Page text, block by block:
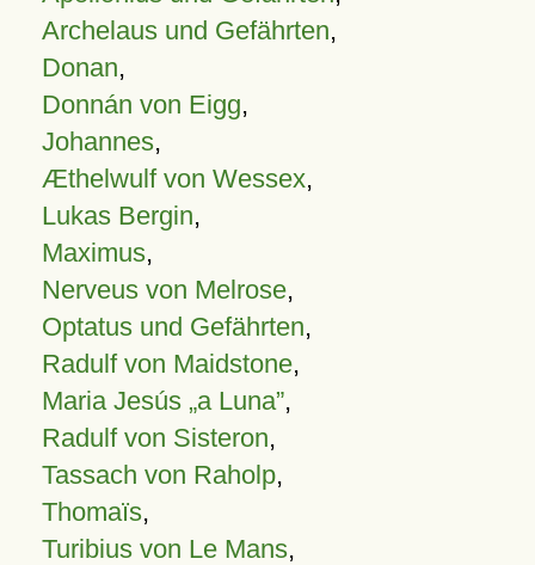
Archelaus und Gefährten,
Donan,
Donnán von Eigg,
Johannes,
Æthelwulf von Wessex,
Lukas Bergin,
Maximus,
Nerveus von Melrose,
Optatus und Gefährten,
Radulf von Maidstone,
Maria Jesús „a Luna”,
Radulf von Sisteron,
Tassach von Raholp,
Thomaïs,
Turibius von Le Mans,